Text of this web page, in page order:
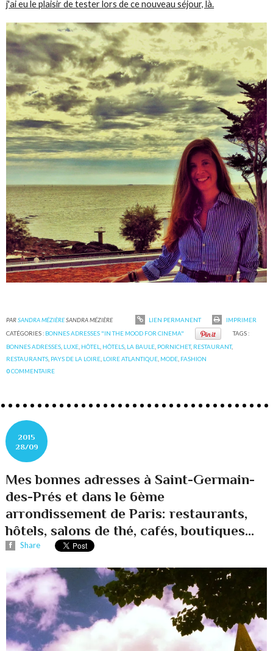
j'ai eu le plaisir de tester lors de ce nouveau séjour, là.
PARSANDRA MÉZIÈRESANDRA MÉZIÈRE LIEN PERMANENT
IMPRIMER
CATÉGORIES : BONNES ADRESSES "IN THE MOOD FOR CINEMA"
TAGS :
BONNES ADRESSES LUXE HÔTEL HÔTELS LA BAULE PORNICHET, RESTAURANT,
RESTAURANTS PAYS DE LA LOIRE LOIRE ATLANTIQUE MODE FASHION
0COMMENTAIRE
2015
28/09
Mes bonnes adresses à Saint-Germain-
des-Prés et dans le 6ème
arrondissement de Paris: restaurants,
hôtels, salons de thé, cafés, boutiques...
Share